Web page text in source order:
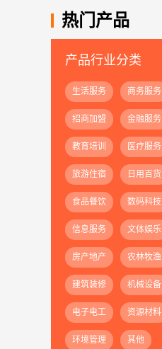
热门产品
产品行业分类
生活服务 商务服务
招商加盟 金融服务
教育培训 医疗服务
旅游住宿 日用百货
食品餐饮 数码科技
信息服务 文体娱乐
房产地产 农林牧渔
建筑装修 机械设备
电子电工 资源材料
环境管理 其他